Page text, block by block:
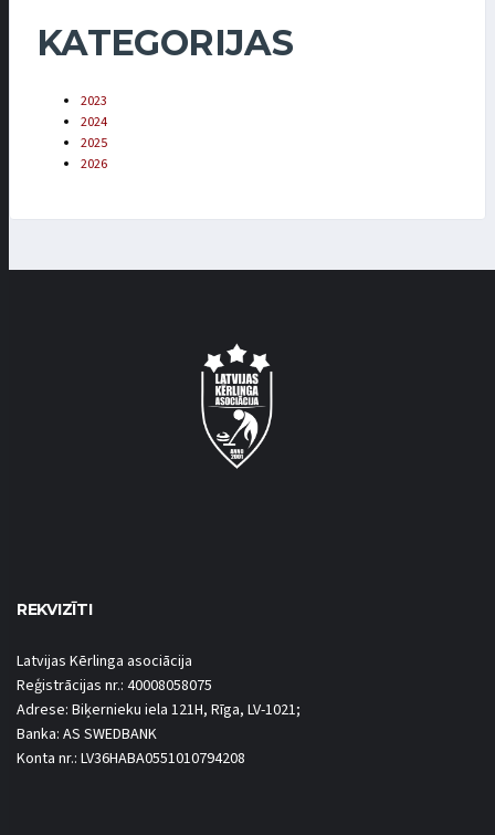
KATEGORIJAS
2023
2024
2025
2026
REKVIZĪTI
Latvijas Kērlinga asociācija
Reģistrācijas nr.: 40008058075
Adrese: Biķernieku iela 121H, Rīga, LV-1021;
Banka: AS SWEDBANK
Konta nr.: LV36HABA0551010794208